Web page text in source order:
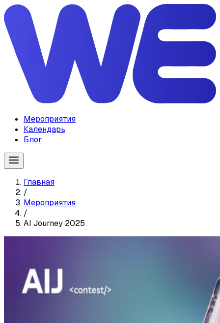
Мероприятия
Календарь
Блог
Главная
/
Мероприятия
/
AI Journey 2025